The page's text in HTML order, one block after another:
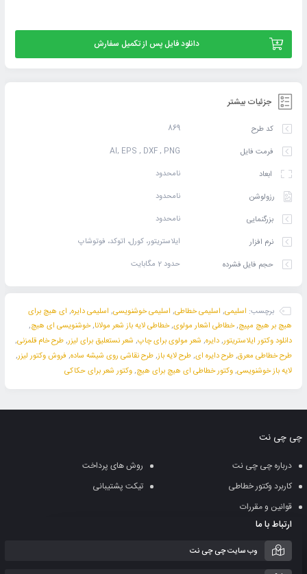
دانلود فایل پس از تکمیل سفارش
جزئیات بیشتر
کد طرح
869
فرمت فایل
AI, EPS , DXF , PNG
ابعاد
نامحدود
رزولوشن
نامحدود
بزرگنمایی
نامحدود
نرم افزار
ایلاستریتور، کورل، اتوکد، فوتوشاپ
حجم فایل فشرده
حدود 2 مگابایت
برچسب: اسلیمی, اسلیمی خطاطی, اسلیمی خوشنویسی, اسلیمی دایره, ای هیچ برای
هیچ بر هیچ مپیچ,خطاطی اشعار مولوی,خطاطی لایه باز شعر مولانا,خوشنویسی ای هیچ,
دانلود وکتور ایلاستریتور,دایره, شعر مولوی برای چاپ, شعر نستعلیق برای لیزر,طرح خام قلمزنی,
طرح خطاطی معرق,طرح دایره ای,طرح لایه باز,طرح نقاشی روی شیشه ساده, فروش وکتور لیزر,
لایه باز خوشنویسی,وکتور خطاطی ای هیچ برای هیچ,وکتور شعر برای حکاکی
چی چی نت
درباره چی چی نت
روش های پرداخت
کاربرد وکتور خطاطی
تیکت پشتیبانی
قوانین و مقررات
ارتباط با ما
وب سایت چی چی نت